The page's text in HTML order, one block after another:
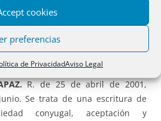
cookies
preferencias
de PrivacidadAviso Legal
frame.htm?
R. de 25 de abril de 2001,
Se trata de una escritura de
conyugal, aceptación y